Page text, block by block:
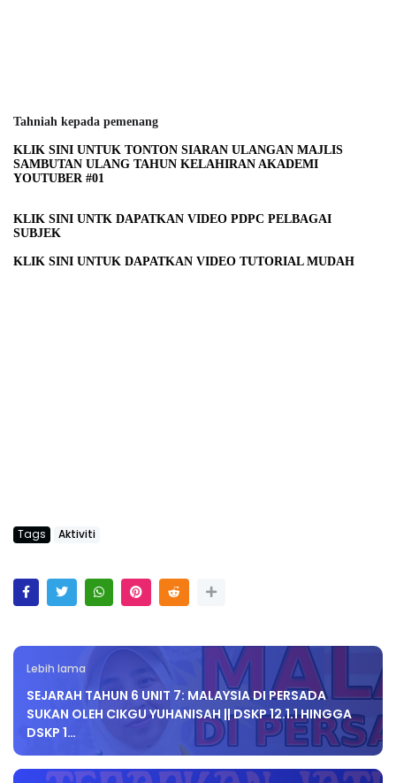
Tahniah kepada pemenang
KLIK SINI UNTUK TONTON SIARAN ULANGAN MAJLIS
SAMBUTAN ULANG TAHUN KELAHIRAN AKADEMI
YOUTUBER #01
KLIK SINI UNTK DAPATKAN VIDEO PDPC PELBAGAI
SUBJEK
KLIK SINI UNTUK DAPATKAN VIDEO TUTORIAL MUDAH
Tags Aktiviti
Lebih lama
SEJARAH TAHUN 6 UNIT 7: MALAYSIA DI PERSADA
SUKAN OLEH CIKGU YUHANISAH || DSKP 12.1.1 HINGGA
DSKP 1…